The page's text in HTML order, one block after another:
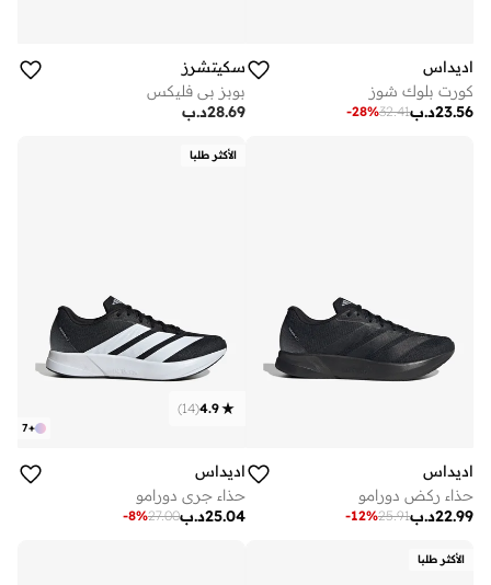
اديداس
كورت بلوك شوز
د.ب23.56
32.41
-28%
سكيتشرز
بوبز بي فليكس
د.ب28.69
اديداس
حذاء ركض دورامو
د.ب22.99
25.91
-12%
الأكثر طلبا
+
7
4.9
(
14
)
اديداس
حذاء جري دورامو
د.ب25.04
27.00
-8%
الأكثر طلبا